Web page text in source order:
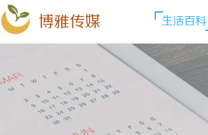
博雅传媒 生活百科